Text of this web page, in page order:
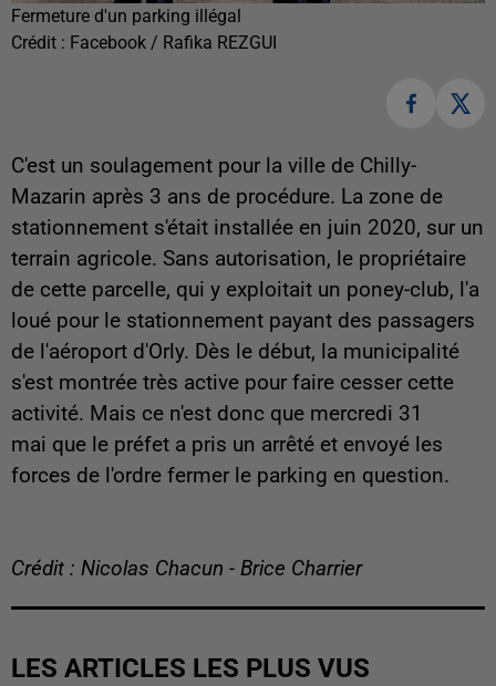
Fermeture d'un parking illégal
Crédit : Facebook / Rafika REZGUI
C'est un soulagement pour la ville de Chilly-
Mazarin après 3 ans de procédure. La zone de
stationnement s'était installée en juin 2020, sur un
terrain agricole. Sans autorisation, le propriétaire
de cette parcelle, qui y exploitait un poney-club, l'a
loué pour le stationnement payant des passagers
de l'aéroport d'Orly. Dès le début, la municipalité
s'est montrée très active pour faire cesser cette
activité. Mais ce n'est donc que mercredi 31
mai que le préfet a pris un arrêté et envoyé les
forces de l'ordre fermer le parking en question.
Crédit : Nicolas Chacun - Brice Charrier
LES ARTICLES LES PLUS VUS